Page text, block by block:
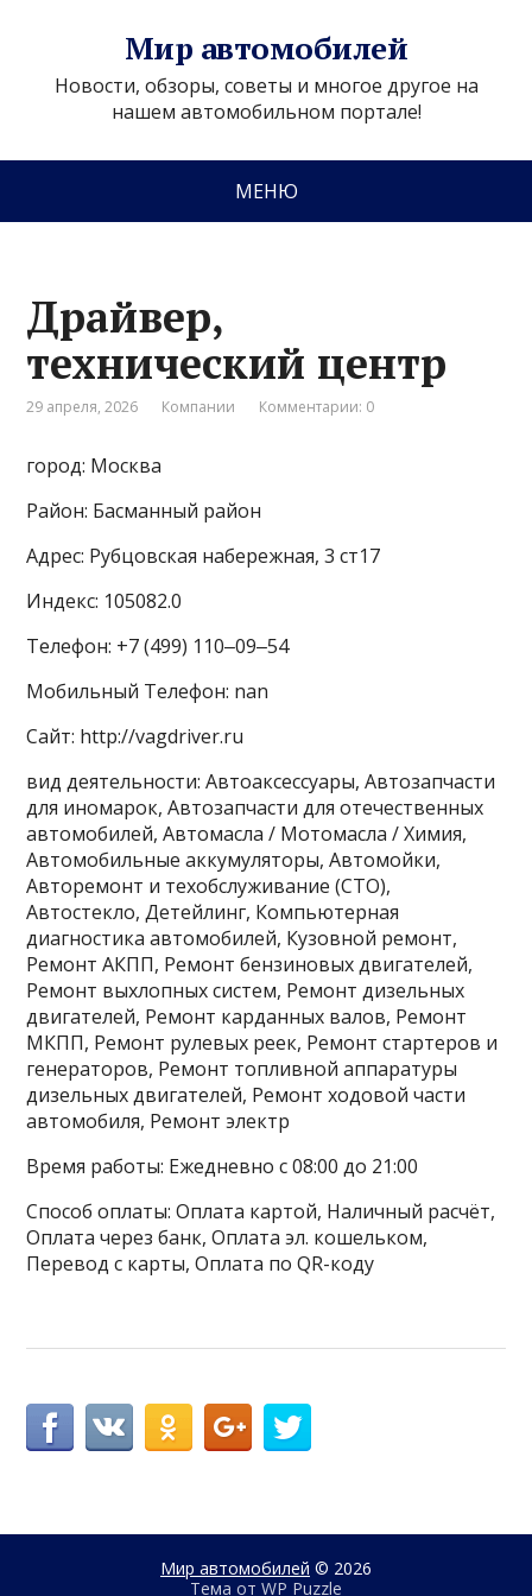
Мир автомобилей
Новости, обзоры, советы и многое другое на
нашем автомобильном портале!
МЕНЮ
Драйвер,
технический центр
29 апреля, 2026 Компании Комментарии: 0
город: Москва
Район: Басманный район
Адрес: Рубцовская набережная, 3 ст17
Индекс: 105082.0
Телефон: +7 (499) 110‒09‒54
Мобильный Телефон: nan
Сайт: http://vagdriver.ru
вид деятельности: Автоаксессуары, Автозапчасти
для иномарок, Автозапчасти для отечественных
автомобилей, Автомасла / Мотомасла / Химия,
Автомобильные аккумуляторы, Автомойки,
Авторемонт и техобслуживание (СТО),
Автостекло, Детейлинг, Компьютерная
диагностика автомобилей, Кузовной ремонт,
Ремонт АКПП, Ремонт бензиновых двигателей,
Ремонт выхлопных систем, Ремонт дизельных
двигателей, Ремонт карданных валов, Ремонт
МКПП, Ремонт рулевых реек, Ремонт стартеров и
генераторов, Ремонт топливной аппаратуры
дизельных двигателей, Ремонт ходовой части
автомобиля, Ремонт электр
Время работы: Ежедневно с 08:00 до 21:00
Способ оплаты: Оплата картой, Наличный расчёт,
Оплата через банк, Оплата эл. кошельком,
Перевод с карты, Оплата по QR-коду
Мир автомобилей © 2026
Тема от WP Puzzle